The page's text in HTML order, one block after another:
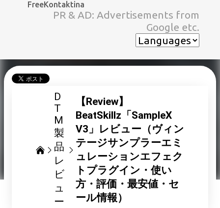
スキップしてメイン コンテンツに移動
FreeKontaktina
PR & AD: Advertisements from
Google etc.
D
T
M
製
品
レ
ビ
ュ
ー
【Review】
BeatSkillz「SampleX
V3」レビュー（ヴィン
テージサンプラーエミ
ュレーションエフェク
トプラグイン・使い
方・評価・最安値・セ
ール情報）